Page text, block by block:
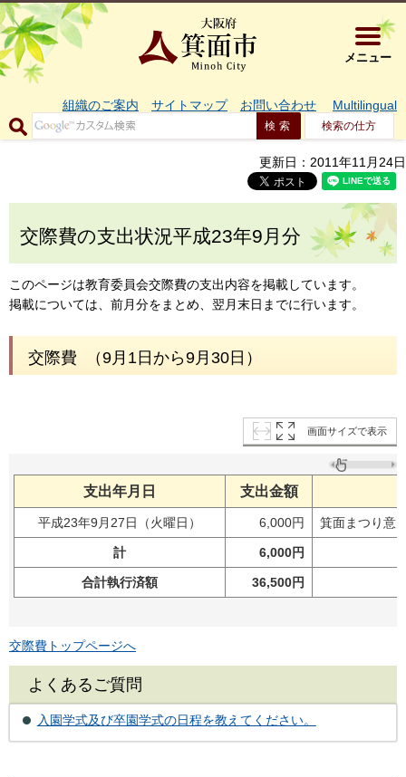
大阪府箕
メニュー
組織のご案内 サイトマップ お問い合わせ Multilingual
検索の仕方
更新日：2011年11月24日
交際費の支出状況平成23年9月分
このページは教育委員会交際費の支出内容を掲載しています。
掲載については、前月分をまとめ、翌月末日までに行います。
交際費 （9月1日から9月30日）
画面サイズで表示
支出年月日 支出金額
平成23年9月27日（火曜日） 6,000円 箕面まつり意
計 6,000円
合計執行済額 36,500円
交際費トップページへ
よくあるご質問
入園学式及び卒園学式の日程を教えてください。